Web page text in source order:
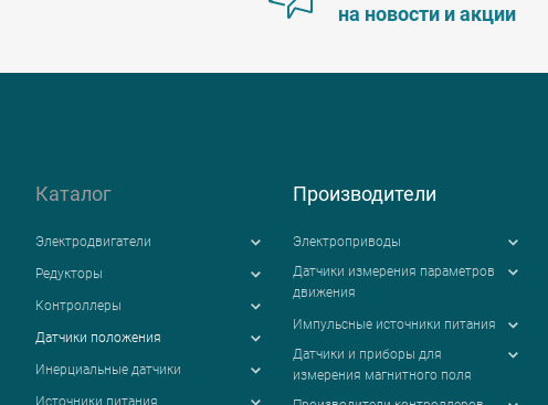
на новости и акции
Каталог
Электродвигатели
Редукторы
Контроллеры
Датчики положения
Инерциальные датчики
Производители
Электроприводы
Датчики измерения параметров
движения
Импульсные источники питания
Датчики и приборы для
измерения магнитного поля